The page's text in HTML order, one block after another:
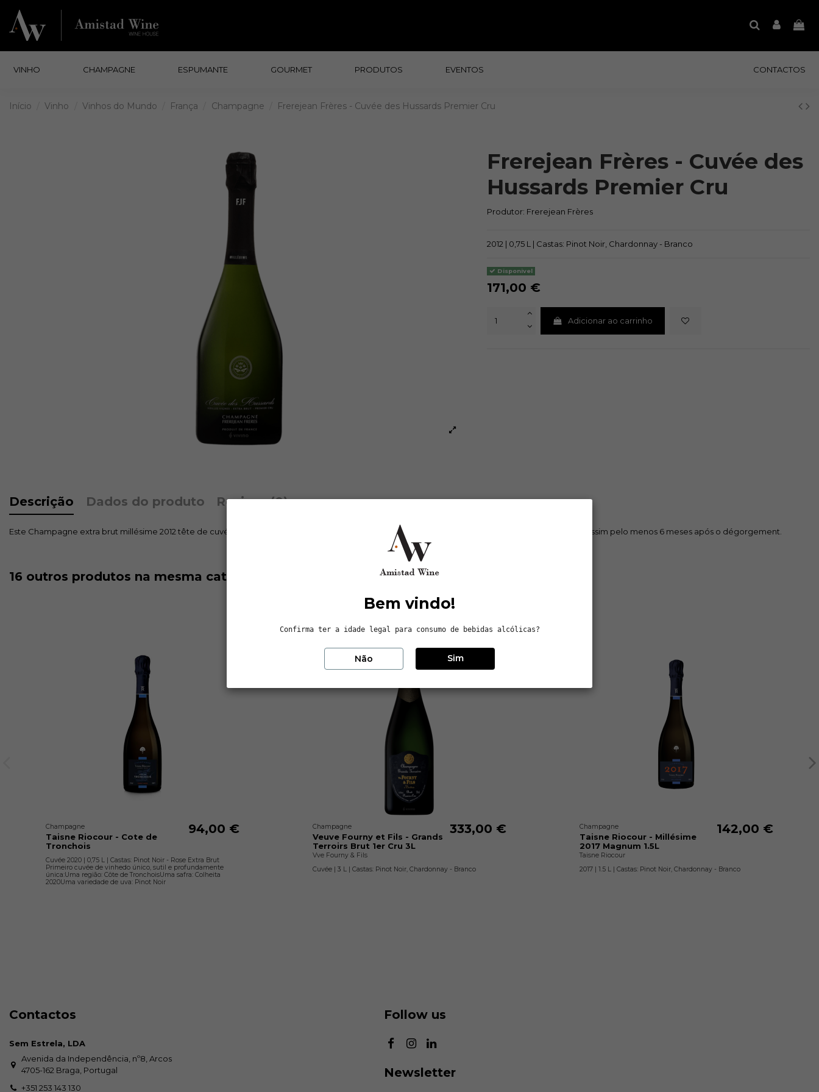
VINHO CHAMPAGNE ESPUMANTE GOURMET PRODUTOS EVENTOS CONTACTOS
Início Vinho Vinhos do Mundo França Champagne Frerejean Frères - Cuvée des Hussards Premier Cru
Frerejean Frères - Cuvée des
Hussards Premier Cru
Produtor: Frerejean Frères
2012 | 0,75 L | Castas: Pinot Noir, Chardonnay - Branco
Disponivel
171,00 €
Adicionar ao carrinho
Descrição Dados do produto Reviews(0)
Este Champagne extra brut millésime 2012 tête de cuvée fez a sua fermatação malolatica e está na adega desde 20 de junho de 2013. estagiando assim pelo menos 6 meses após o dégorgement.
16 outros produtos na mesma categoria:
Champagne
Taisne Riocour - Cote de
Tronchois
94,00 €
Cuvée 2020 | 0,75 L | Castas: Pinot Noir - Rose Extra Brut
Primeiro cuvée de vinhedo único, sutil e profundamente
única:Uma região: Côte de TronchoisUma safra: Colheita
2020Uma variedade de uva: Pinot Noir
Champagne
Veuve Fourny et Fils - Grands
Terroirs Brut 1er Cru 3L
Vve Fourny & Fils
333,00 €
Cuvée | 3 L | Castas: Pinot Noir, Chardonnay - Branco
Champagne
Taisne Riocour - Millésime
2017 Magnum 1.5L
Taisne Riocour
142,00 €
2017 | 1.5 L | Castas: Pinot Noir, Chardonnay - Branco
Contactos
Sem Estrela, LDA
Avenida da Independência, nº8, Arcos
4705-162 Braga, Portugal
+351 253 143 130
Bem vindo!
Confirma ter a idade legal para consumo de bebidas alcólicas?
Não Sim
Follow us
Newsletter